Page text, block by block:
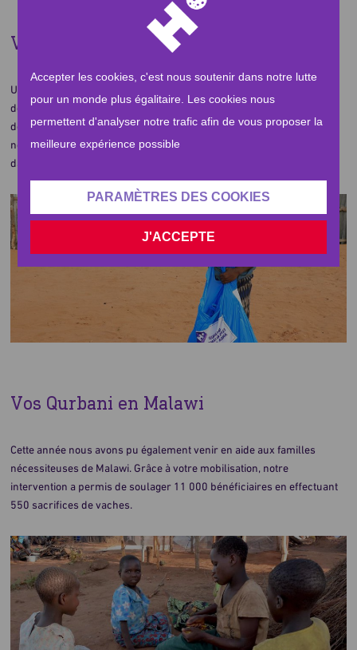
Accepter les cookies, c'est nous soutenir dans notre lutte
pour un monde plus égalitaire. Les cookies nous
permettent d'analyser notre trafic afin de vous proposer la
meilleure expérience possible
PARAMÈTRES DES COOKIES
J'ACCEPTE
Vos Qurbani en Somalie
Une fois de plus, vous nous avez permis de remettre vos sacrifices à
des familles somaliennes victimes de la famine. Ainsi, grâce à vos
dons, 2 400 sacrifices de vaches et de chèvres ont été distribués par
nos équipes. En tout, vos sacrifices ont bénéficié à 30 000 somaliens
dans le besoin.
Vos Qurbani en Malawi
Cette année nous avons pu également venir en aide aux familles
nécessiteuses de Malawi. Grâce à votre mobilisation, notre
intervention a permis de soulager 11 000 bénéficiaires en effectuant
550 sacrifices de vaches.